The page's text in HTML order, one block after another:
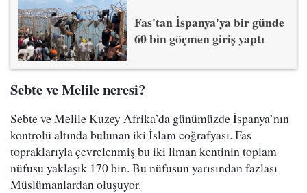
Fas'tan İspanya'ya bir günde
60 bin göçmen giriş yaptı
Sebte ve Melile neresi?
Sebte ve Melile Kuzey Afrika’da günümüzde İspanya’nın
kontrolü altında bulunan iki İslam coğrafyası. Fas
topraklarıyla çevrelenmiş bu iki liman kentinin toplam
nüfusu yaklaşık 170 bin. Bu nüfusun yarısından fazlası
Müslümanlardan oluşuyor.